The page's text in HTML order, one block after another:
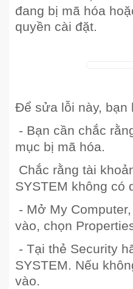
đang bị mã hóa
quyền cài đặt.
Để sửa lỗi này, bạn
- Bạn cần chắc
mục bị mã hóa.
Chắc rằng tài
SYSTEM không có
- Mở My
vào, chọn
- Tại thẻ Security
SYSTEM. Nếu
vào.